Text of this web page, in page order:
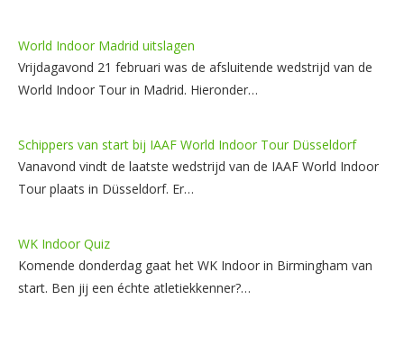
World Indoor Madrid uitslagen
Vrijdagavond 21 februari was de afsluitende wedstrijd van de
World Indoor Tour in Madrid. Hieronder…
Schippers van start bij IAAF World Indoor Tour Düsseldorf
Vanavond vindt de laatste wedstrijd van de IAAF World Indoor
Tour plaats in Düsseldorf. Er…
WK Indoor Quiz
Komende donderdag gaat het WK Indoor in Birmingham van
start. Ben jij een échte atletiekkenner?…